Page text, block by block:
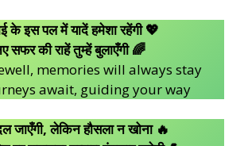
के इस पल में यादें हमेशा रहेंगी 💖
सफर की राहें तुम्हें बुलाएँगी 🌈
memories will always stay
await, guiding your way
जाएँगी, लेकिन हौसला न खोना 🔥